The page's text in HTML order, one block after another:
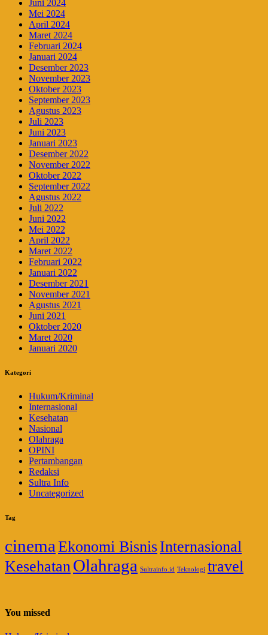
Juni 2024
Mei 2024
April 2024
Maret 2024
Februari 2024
Januari 2024
Desember 2023
November 2023
Oktober 2023
September 2023
Agustus 2023
Juli 2023
Juni 2023
Januari 2023
Desember 2022
November 2022
Oktober 2022
September 2022
Agustus 2022
Juli 2022
Juni 2022
Mei 2022
April 2022
Maret 2022
Februari 2022
Januari 2022
Desember 2021
November 2021
Agustus 2021
Juni 2021
Oktober 2020
Maret 2020
Januari 2020
Kategori
Hukum/Kriminal
Internasional
Kesehatan
Nasional
Olahraga
OPINI
Pertambangan
Redaksi
Sultra Info
Uncategorized
Tag
cinema Ekonomi BisnisInternasional
KesehatanOlahraga Sultrainfo.id Teknologi travel
You missed